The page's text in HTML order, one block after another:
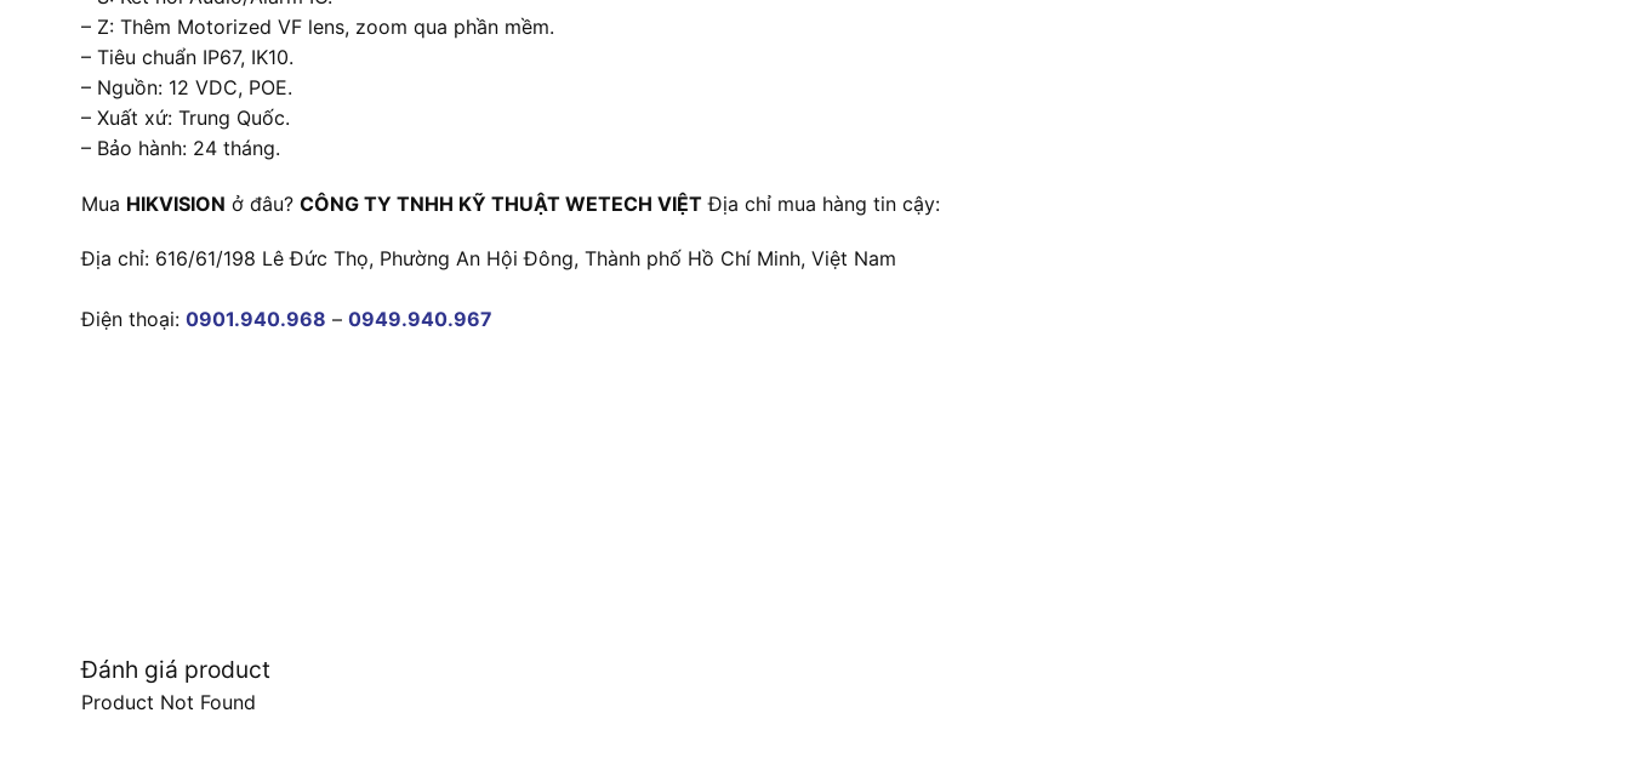
– Z: Thêm Motorized VF lens, zoom qua phần mềm.
– Tiêu chuẩn IP67, IK10.
– Nguồn: 12 VDC, POE.
– Xuất xứ: Trung Quốc.
– Bảo hành: 24 tháng.
Mua HIKVISION ở đâu? CÔNG TY TNHH KỸ THUẬT WETECH VIỆT Địa chỉ mua hàng tin cậy:
Địa chỉ: 616/61/198 Lê Đức Thọ, Phường An Hội Đông, Thành phố Hồ Chí Minh, Việt Nam
Điện thoại: 0901.940.968 – 0949.940.967
Đánh giá product
Product Not Found